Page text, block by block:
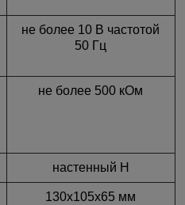
не более 10 В частотой
50 Гц
не более 500 кОм
настенный Н
130х105х65 мм